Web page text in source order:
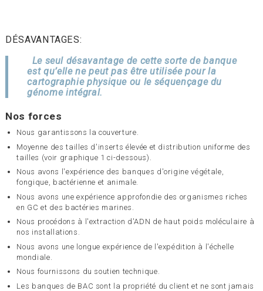
DÉSAVANTAGES:
Le seul désavantage de cette sorte de banque
est qu’elle ne peut pas être utilisée pour la
cartographie physique ou le séquençage du
génome intégral.
Nos forces
Nous garantissons la couverture.
Moyenne des tailles d'inserts élevée et distribution uniforme des
tailles (voir graphique 1 ci-dessous).
Nous avons l'expérience des banques d'origine végétale,
fongique, bactérienne et animale.
Nous avons une expérience approfondie des organismes riches
en GC et des bactéries marines.
Nous procédons à l'extraction d'ADN de haut poids moléculaire à
nos installations.
Nous avons une longue expérience de l'expédition à l'échelle
mondiale.
Nous fournissons du soutien technique.
Les banques de BAC sont la propriété du client et ne sont jamais